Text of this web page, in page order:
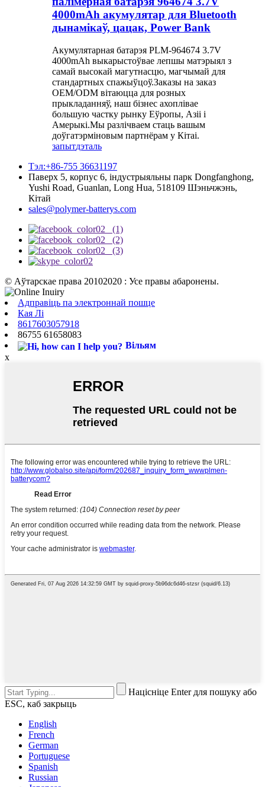
4000mAh акумулятар для Bluetooth
дынамікаў, цацак, Power Bank
Акумулятарная батарэя PLM-964674 3.7V
4000mAh выкарыстоўвае лепшы матэрыял з
самай высокай магутнасцю, магчымай для
стандартных спажыўцоў.Заказы на заказ
OEM/ODM вітаюцца для розных
прыкладанняў, наш бізнес ахоплівае
большую частку рынку Еўропы, Азіі і
Амерыкі.Мы разлічваем стаць вашым
доўгатэрміновым партнёрам у Кітаі.
запытдэталь
Тэл:+86-755 36631197
Паверх 5, корпус 6, індустрыяльны парк Dongfanghong,
Yushi Road, Guanlan, Long Hua, 518109 Шэньчжэнь,
Кітай
sales@polymer-batterys.com
© Аўтарскае права 20102020 : Усе правы абаронены.
Адправіць па электроннай пошце
Кая Лі
8617603057918
86755 61658083
Вільям
x
Націсніце Enter для пошуку або
ESC, каб закрыць
English
French
German
Portuguese
Spanish
Russian